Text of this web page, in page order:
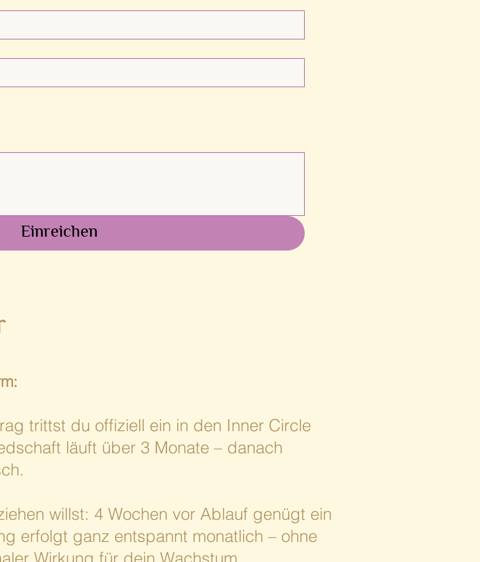
Einreichen
trittst du offiziell ein in den Inner Circle
läuft über 3 Monate – danach
willst: 4 Wochen vor Ablauf genügt ein
erfolgt ganz entspannt monatlich – ohne